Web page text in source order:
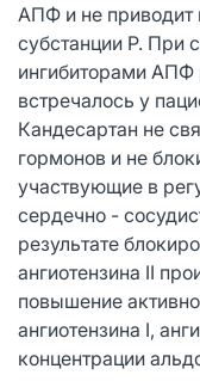
АПФ и не приводит
субстанции Р. При
ингибиторами
встречалось у
Кандесартан не
гормонов и не
участвующие в
сердечно -
результате
ангиотензина II
повышение
ангиотензина I,
концентрации